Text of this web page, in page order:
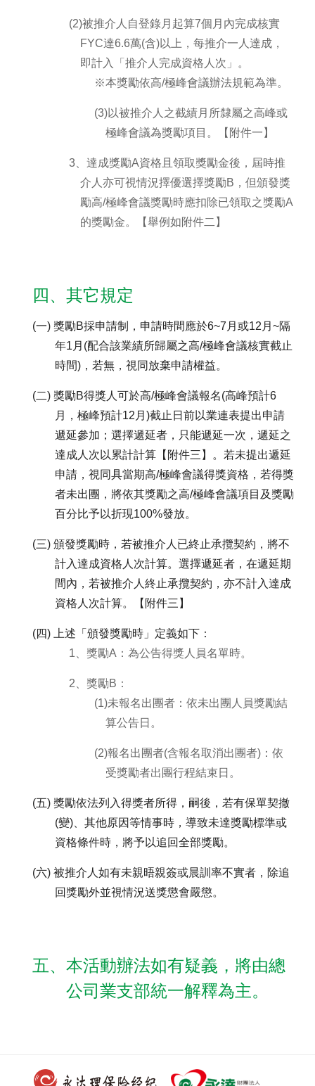
(2)被推介人自登錄月起算7個月內完成核實
FYC達6.6萬(含)以上，每推介一人達成，
即計入「推介人完成資格人次」。
※本獎勵依高/極峰會議辦法規範為準。
(3)以被推介人之截績月所隸屬之高峰或
極峰會議為獎勵項目。【附件一】
3、達成獎勵A資格且領取獎勵金後，屆時推
介人亦可視情況擇優選擇獎勵B，但頒發獎
勵高/極峰會議獎勵時應扣除已領取之獎勵A
的獎勵金。【舉例如附件二】
四、其它規定
(一) 獎勵B採申請制，申請時間應於6~7月或12月~隔
年1月(配合該業績所歸屬之高/極峰會議核實截止
時間)，若無，視同放棄申請權益。
(二) 獎勵B得獎人可於高/極峰會議報名(高峰預計6
月，極峰預計12月)截止日前以業連表提出申請
遞延參加；選擇遞延者，只能遞延一次，遞延之
達成人次以累計計算【附件三】。若未提出遞延
申請，視同具當期高/極峰會議得獎資格，若得獎
者未出團，將依其獎勵之高/極峰會議項目及獎勵
百分比予以折現100%發放。
(三) 頒發獎勵時，若被推介人已終止承攬契約，將不
計入達成資格人次計算。選擇遞延者，在遞延期
間內，若被推介人終止承攬契約，亦不計入達成
資格人次計算。【附件三】
(四) 上述「頒發獎勵時」定義如下：
1、獎勵A：為公告得獎人員名單時。
2、獎勵B：
(1)未報名出團者：依未出團人員獎勵結
算公告日。
(2)報名出團者(含報名取消出團者)：依
受獎勵者出團行程結束日。
(五) 獎勵依法列入得獎者所得，嗣後，若有保單契撤
(變)、其他原因等情事時，導致未達獎勵標準或
資格條件時，將予以追回全部獎勵。
(六) 被推介人如有未親晤親簽或晨訓率不實者，除追
回獎勵外並視情況送獎懲會嚴懲。
五、本活動辦法如有疑義，將由總
公司業支部統一解釋為主。